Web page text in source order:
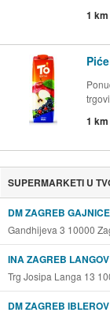
1 km
1 km
SUPERMARKETI U
DM ZAGREB GAJNICE
Gandhijeva 3 10000
INA ZAGREB
Trg Josipa Langa 13
DM ZAGREB